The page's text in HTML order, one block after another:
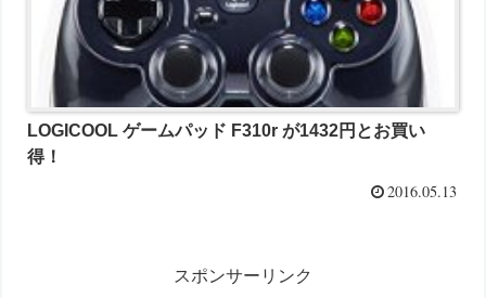
LOGICOOL ゲームパッド F310r が1432円とお買い
得！
2016.05.13
スポンサーリンク